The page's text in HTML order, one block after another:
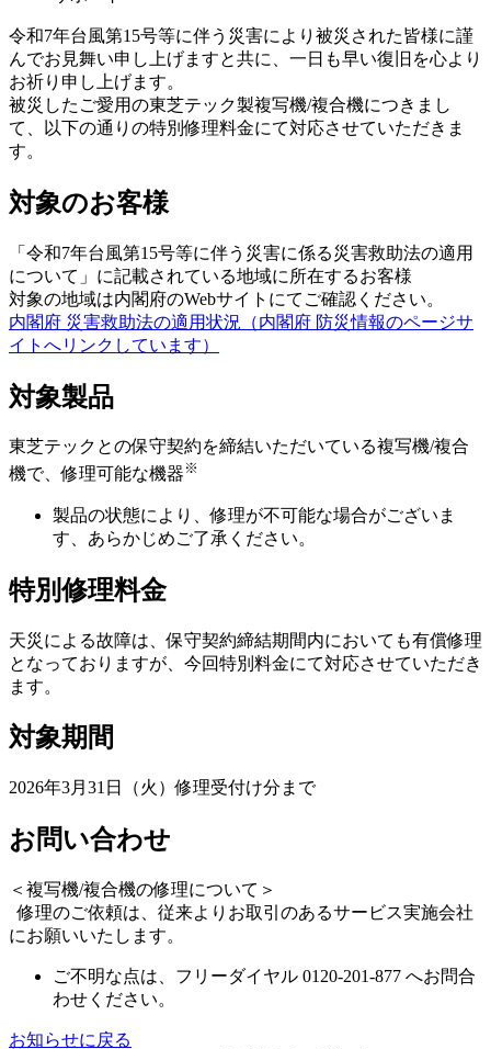
令和7年台風第15号等に伴う災害により被災された皆様に謹
んでお見舞い申し上げますと共に、一日も早い復旧を心より
お祈り申し上げます。
被災したご愛用の東芝テック製複写機/複合機につきまし
て、以下の通りの特別修理料金にて対応させていただきま
す。
対象のお客様
「令和7年台風第15号等に伴う災害に係る災害救助法の適用
について」に記載されている地域に所在するお客様
対象の地域は内閣府のWebサイトにてご確認ください。
内閣府 災害救助法の適用状況（内閣府 防災情報のページサ
イトへリンクしています）
対象製品
東芝テックとの保守契約を締結いただいている複写機/複合
機で、修理可能な機器 ※
製品の状態により、修理が不可能な場合がございま
す、あらかじめご了承くださ い。
特別修理料金
天災による故障は、保守契約締結期間内においても有償修理
となっておりますが、今回特別料金にて対応させていただき
ます。
対象期間
2026年3月31日（火）修理受付け分まで
お問い合わせ
＜複写機/複合機の修理について＞
修理のご依頼は、従来よりお取引のあるサービス実施会社
にお願いいたします。
ご不明な点は、フリーダイヤル 0120-201-877 へお問合
わせください。
お知らせに戻る